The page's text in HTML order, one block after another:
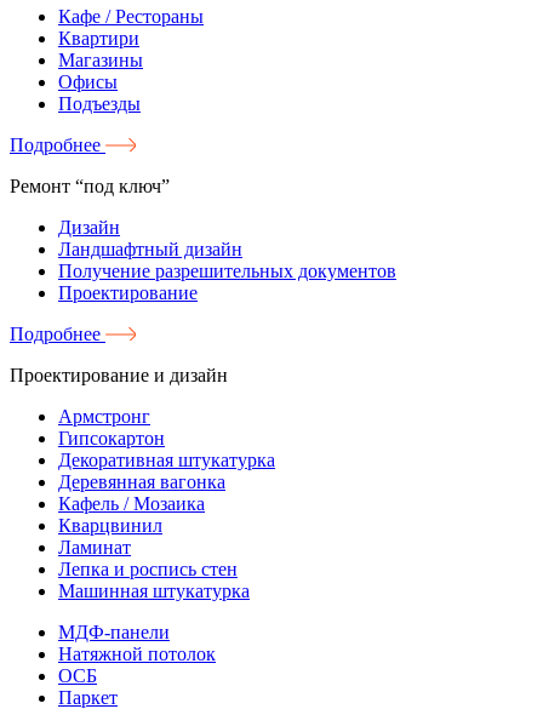
Кафе / Рестораны
Квартири
Магазины
Офисы
Подъезды
Подробнее
Ремонт “под ключ”
Дизайн
Ландшафтный дизайн
Получение разрешительных документов
Проектирование
Подробнее
Проектирование и дизайн
Армстронг
Гипсокартон
Декоративная штукатурка
Деревянная вагонка
Кафель / Мозаика
Кварцвинил
Ламинат
Лепка и роспись стен
Машинная штукатурка
МДФ-панели
Натяжной потолок
ОСБ
Паркет